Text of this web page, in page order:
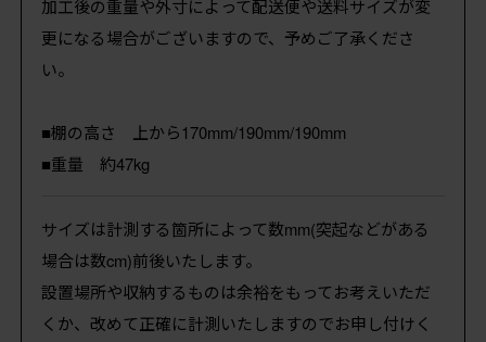
加工後の重量や外寸によって配送便や送料サイズが変
更になる場合がございますので、予めご了承くださ
い。
■棚の高さ 上から170mm/190mm/190mm
■重量 約47kg
サイズは計測する箇所によって数mm(突起などがある
場合は数cm)前後いたします。
設置場所や収納するものは余裕をもってお考えいただ
くか、改めて正確に計測いたしますのでお申し付けく